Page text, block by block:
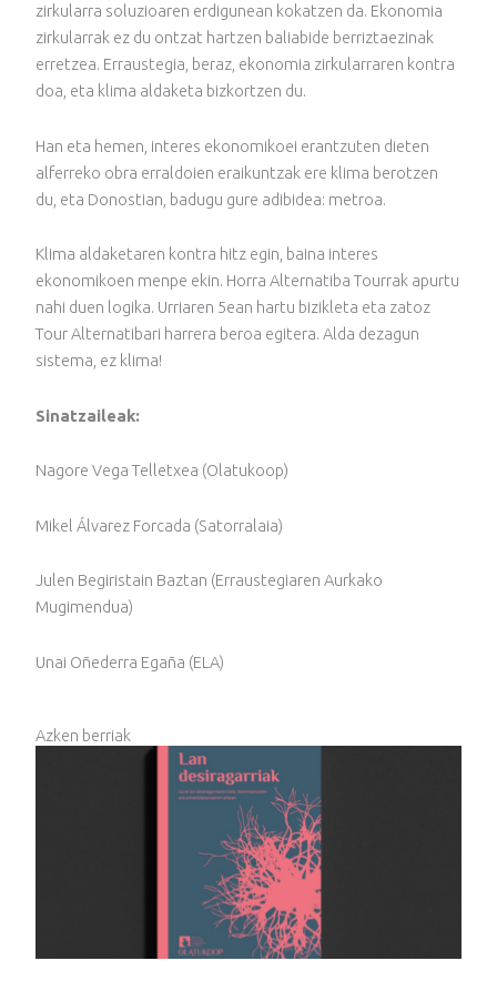
zirkularra soluzioaren erdigunean kokatzen da. Ekonomia
zirkularrak ez du ontzat hartzen baliabide berriztaezinak
erretzea. Erraustegia, beraz, ekonomia zirkularraren kontra
doa, eta klima aldaketa bizkortzen du.
Han eta hemen, interes ekonomikoei erantzuten dieten
alferreko obra erraldoien eraikuntzak ere klima berotzen
du, eta Donostian, badugu gure adibidea: metroa.
Klima aldaketaren kontra hitz egin, baina interes
ekonomikoen menpe ekin. Horra Alternatiba Tourrak apurtu
nahi duen logika. Urriaren 5ean hartu bizikleta eta zatoz
Tour Alternatibari harrera beroa egitera. Alda dezagun
sistema, ez klima!
Sinatzaileak:
Nagore Vega Telletxea (Olatukoop)
Mikel Álvarez Forcada (Satorralaia)
Julen Begiristain Baztan (Erraustegiaren Aurkako
Mugimendua)
Unai Oñederra Egaña (ELA)
Azken berriak